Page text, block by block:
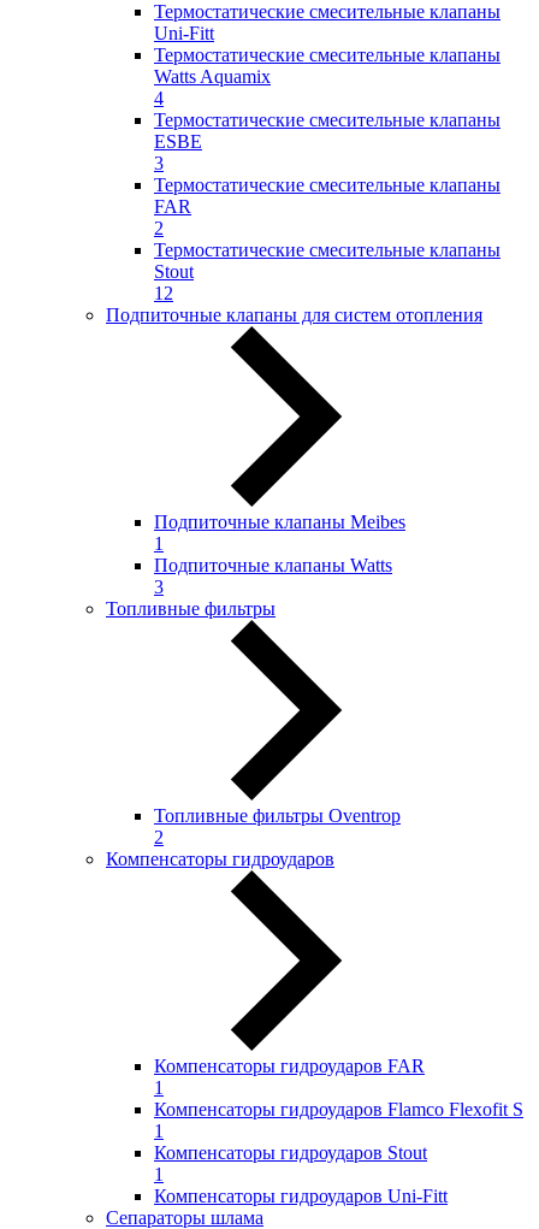
Термостатические смесительные клапаны
Uni-Fitt
Термостатические смесительные клапаны
Watts Aquamix
4
Термостатические смесительные клапаны
ESBE
3
Термостатические смесительные клапаны
FAR
2
Термостатические смесительные клапаны
Stout
12
Подпиточные клапаны для систем отопления
Подпиточные клапаны Meibes
1
Подпиточные клапаны Watts
3
Топливные фильтры
Топливные фильтры Oventrop
2
Компенсаторы гидроударов
Компенсаторы гидроударов FAR
1
Компенсаторы гидроударов Flamco Flexofit S
1
Компенсаторы гидроударов Stout
1
Компенсаторы гидроударов Uni-Fitt
Сепараторы шлама